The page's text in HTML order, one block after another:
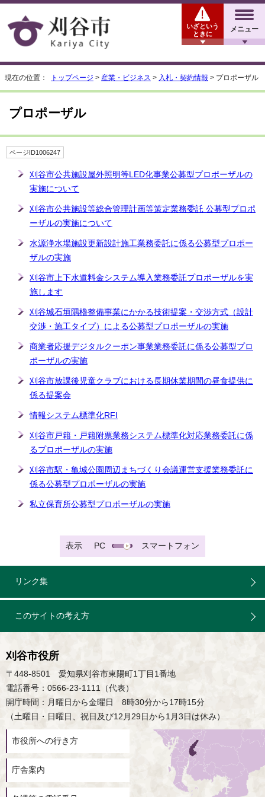
メニュー
いざという
ときに
現在の位置： トップページ > 産業・ビジネス > 入札・契約情報 > プロポーザル
プロポーザル
ページID1006247
刈谷市公共施設屋外照明等LED化事業公募型プロポーザルの
実施について
刈谷市公共施設等総合管理計画等策定業務委託 公募型プロポ
ーザルの実施について
水源浄水場施設更新設計施工業務委託に係る公募型プロポー
ザルの実施
刈谷市上下水道料金システム導入業務委託プロポーザルを実
施します
刈谷城石垣隅櫓整備事業にかかる技術提案・交渉方式（設計
交渉・施工タイプ）による公募型プロポーザルの実施
商業者応援デジタルクーポン事業業務委託に係る公募型プロ
ポーザルの実施
刈谷市放課後児童クラブにおける長期休業期間の昼食提供に
係る提案会
情報システム標準化RFI
刈谷市戸籍・戸籍附票業務システム標準化対応業務委託に係
るプロポーザルの実施
刈谷市駅・亀城公園周辺まちづくり会議運営支援業務委託に
係る公募型プロポーザルの実施
私立保育所公募型プロポーザルの実施
表示 PC スマートフォン
リンク集
このサイトの考え方
刈谷市役所
〒448-8501 愛知県刈谷市東陽町1丁目1番地
電話番号：0566-23-1111（代表）
開庁時間：月曜日から金曜日 8時30分から17時15分
（土曜日・日曜日、祝日及び12月29日から1月3日は休み）
市役所への行き方
庁舎案内